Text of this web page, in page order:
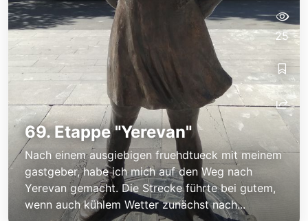
69. Etappe "Yerevan"
Nach einem ausgiebigen fruehdtueck mit meinem
gastgeber, habe ich mich auf den Weg nach
Yerevan gemacht. Die Strecke führte bei gutem,
wenn auch kühlem Wetter zunächst nach...
25